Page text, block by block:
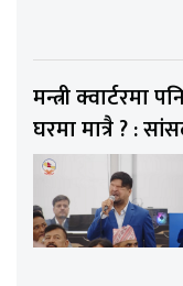
मन्त्री क्वार्टरमा
घरमा मात्रै ? :